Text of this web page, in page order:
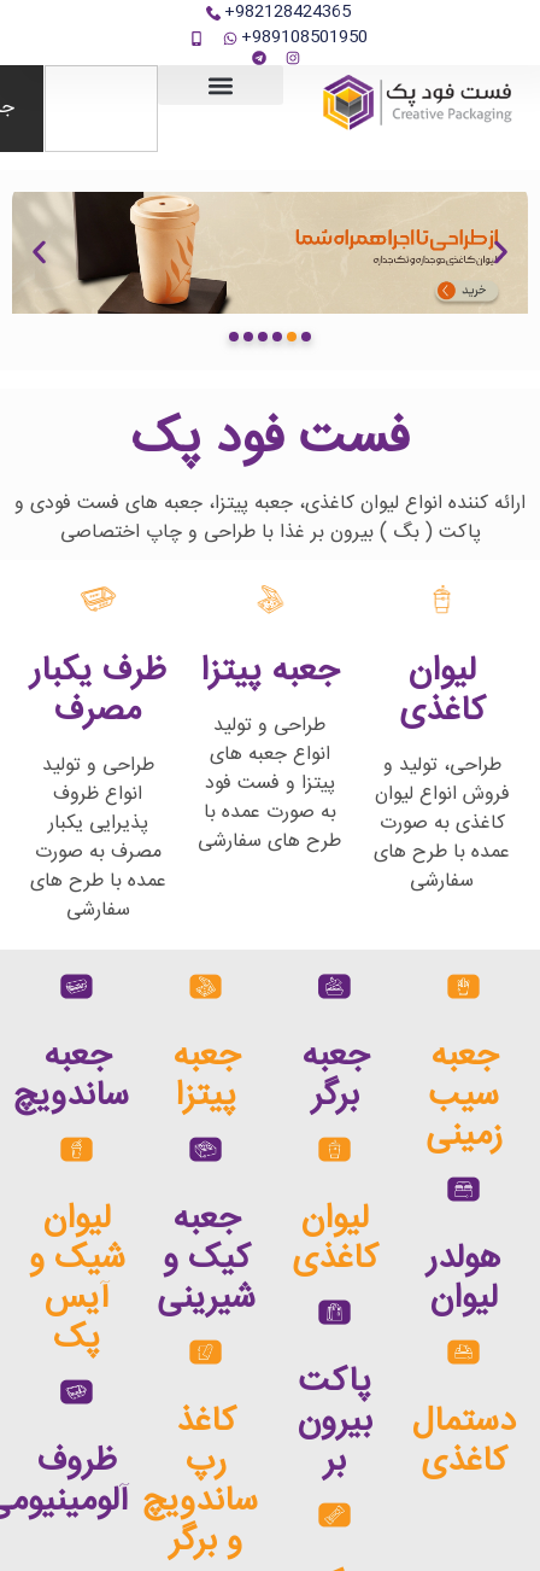
فست فود پک
لیوان کاغذی، جعبه پیتزا، جعبه های فست فودی و
) بیرون بر غذا با طراحی و چاپ اختصاصی
جعبه پیتزا
طراحی و تولید
انواع جعبه های
پیتزا و فست فود
به صورت عمده با
طرح های سفارشی
ظرف یکبار
مصرف
طراحی و تولید
انواع ظروف
پذیرایی یکبار
مصرف به صورت
عمده با طرح های
جعبه
برگر
لیوان
کاغذی
پاکت
بیرون
بر
جعبه
پیتزا
جعبه
کیک و
شیرینی
کاغذ
رپ
ساندویچ
و برگر
جعبه
ساندویچ
لیوان
شیک و
آیس
پک
ظروف
آلومینیومی